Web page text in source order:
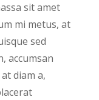
sit amet
mi metus, at
sed
accumsan
diam a,